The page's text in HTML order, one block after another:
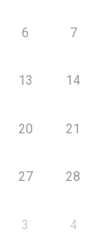
6 7
13 14
20 21
27 28
3 4